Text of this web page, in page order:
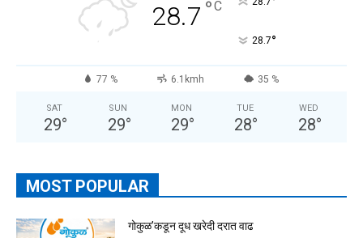
28.7 °C
28.7°
77 % 6.1kmh 35 %
SAT
29°
SUN
29°
MON
29°
TUE
28°
WED
28°
MOST POPULAR
गोकुळ’कडून दूध खरेदी दरात वाढ